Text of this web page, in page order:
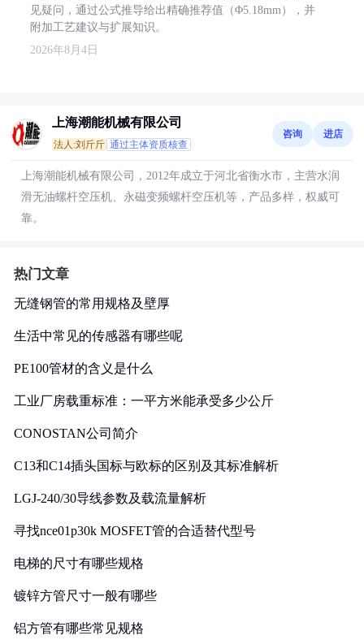
见疑问，通过公式推导给出精确推荐值（Φ5.18mm），并
附加工艺建议与扩展知识。
2026年8月4日
上海潮能机械有限公司
法人:刘斤斤 通过主体资质核查
咨询 进店
上海潮能机械有限公司，2012年成立于河北省衡水市，主营水润
滑无油螺杆空压机、永磁变频螺杆空压机等，产品多样，权威可
靠。
热门文章
无缝钢管的常用规格及壁厚
生活中常见的传感器有哪些呢
PE100管材的含义是什么
工业厂房载重标准：一平方米能承受多少公斤
CONOSTAN公司简介
C13和C14插头国标与欧标的区别及其标准解析
LGJ-240/30导线参数及载流量解析
寻找nce01p30k MOSFET管的合适替代型号
电梯的尺寸有哪些规格
镀锌方管尺寸一般有哪些
铝方管有哪些常见规格